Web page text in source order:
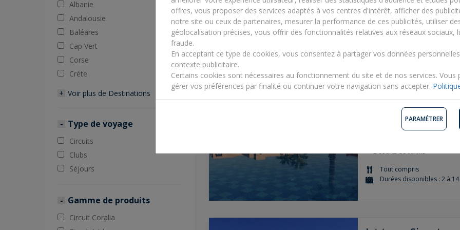
Albanie
Andalousie
Baléares
Cap Vert
Corse
Crète
Voir plus de Destinations
Type de voyage
Circuits
Clubs
Séjours
Gamme de produits
Circuit Coralia
Demi-pension
Durées disponibles : 2 à
Club Coralia
& Spa 4*
Maroc, Marrakech
2 courts de tennis
Tout compris
Durées disponibles : 2 à
offres, vous proposer des services adaptés à vos centres d'intérêt, afficher des
notre site ou ceux de partenaires, mesurer la performance de ces publicités, utiliser
géolocalisation précises, vous offrir des fonctionnalités relatives aux réseaux sociaux,
fraude.
En acceptant ce type de cookies, vous consentez à partager vos données
contexte publicitaire.
Certains cookies sont nécessaires au fonctionnement du site et de nos services. Vous
gérer vos préférences par finalité ou continuer votre navigation sans accepter.
PARAMÉTRER